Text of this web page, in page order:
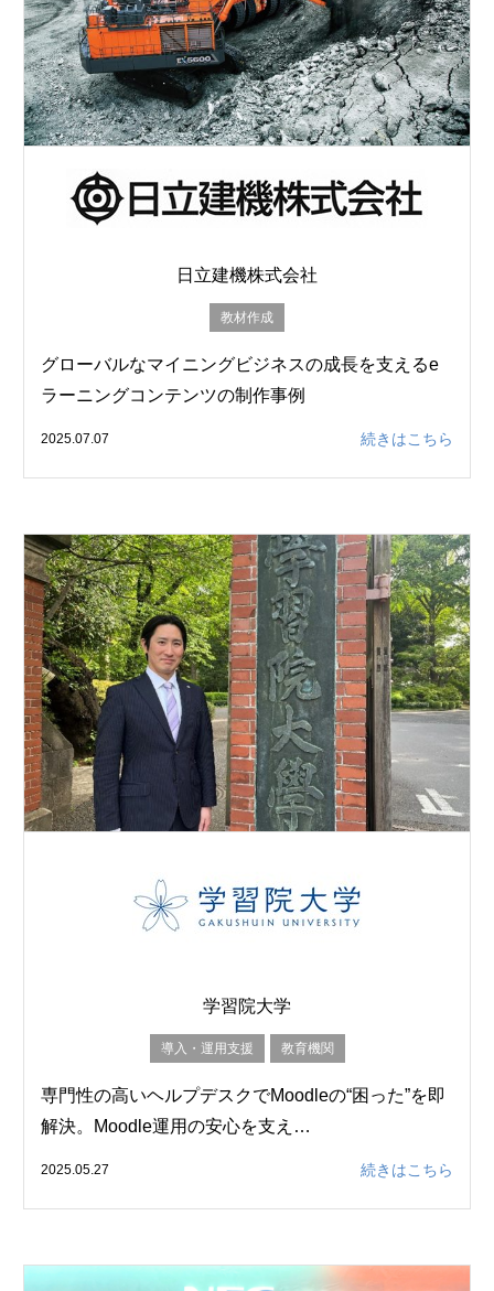
日立建機株式会社
教材作成
グローバルなマイニングビジネスの成長を支えるe
ラーニングコンテンツの制作事例
2025.07.07 続きはこちら
学習院大学
導入・運用支援 教育機関
専門性の高いヘルプデスクでMoodleの“困った”を即
解決。Moodle運用の安心を支え…
2025.05.27 続きはこちら